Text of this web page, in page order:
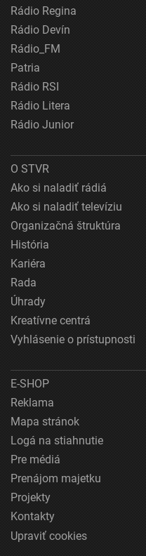
Rádio Regina
Rádio Devín
Rádio_FM
Patria
Rádio RSI
Rádio Litera
Rádio Junior
O STVR
Ako si naladiť rádiá
Ako si naladiť televíziu
Organizačná štruktúra
História
Kariéra
Rada
Úhrady
Kreatívne centrá
Vyhlásenie o prístupnosti
E-SHOP
Reklama
Mapa stránok
Logá na stiahnutie
Pre médiá
Prenájom majetku
Projekty
Kontakty
Upraviť cookies